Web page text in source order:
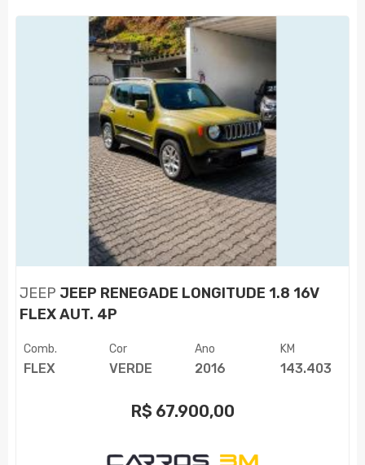
JEEP JEEP RENEGADE LONGITUDE 1.8 16V
FLEX AUT. 4P
Comb.
FLEX
Cor
VERDE
Ano
2016
KM
143.403
R$ 67.900,00